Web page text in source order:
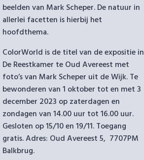
beelden van Mark Scheper. De natuur in
allerlei facetten is hierbij het
hoofdthema.
ColorWorld is de titel van de expositie in
De Reestkamer te Oud Avereest met
foto’s van Mark Scheper uit de Wijk. Te
bewonderen van 1 oktober tot en met 3
december 2023 op zaterdagen en
zondagen van 14.00 uur tot 16.00 uur.
Gesloten op 15/10 en 19/11. Toegang
gratis. Adres: Oud Avereest 5, 7707PM
Balkbrug.